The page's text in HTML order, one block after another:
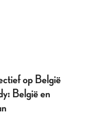
op België
België en